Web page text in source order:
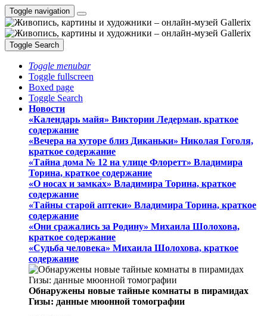
Toggle navigation
Toggle Search
Toggle menubar
Toggle fullscreen
Boxed page
Toggle Search
Новости
«Календарь майя» Виктории Ледерман, краткое
содержание
«Вечера на хуторе близ Диканьки» Николая Гоголя,
краткое содержание
«Тайна дома № 12 на улице Флоретт» Владимира
Торина, краткое содержание
«О носах и замка́х» Владимира Торина, краткое
содержание
«Тайны старой аптеки» Владимира Торина, краткое
содержание
«Они сражались за Родину» Михаила Шолохова,
краткое содержание
«Судьба человека» Михаила Шолохова, краткое
содержание
Обнаружены новые тайные комнаты в пирамидах
Гизы: данные мюонной томографии